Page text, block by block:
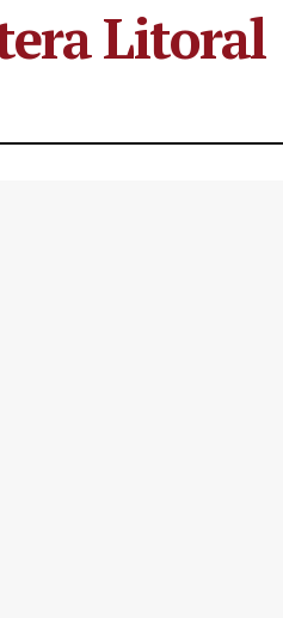
Litoral